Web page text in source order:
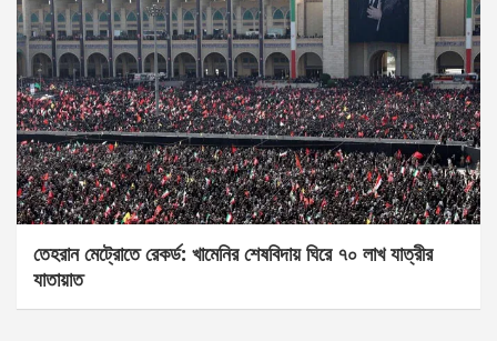
তেহরান মেট্রোতে রেকর্ড: খামেনির শেষবিদায় ঘিরে ৭০ লাখ যাত্রীর
যাতায়াত